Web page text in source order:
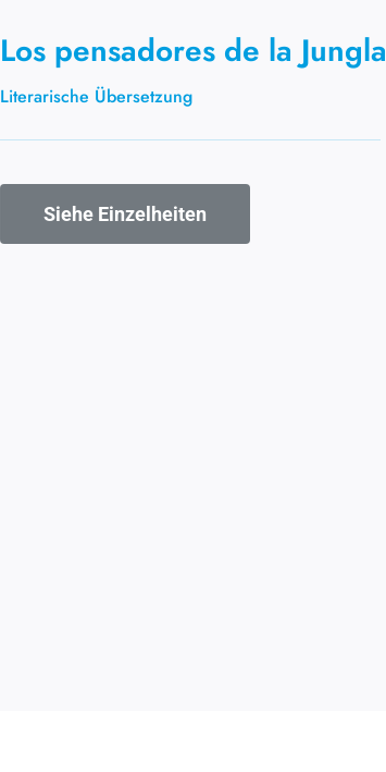
Los pensadores de la Jungla
Literarische Übersetzung
Siehe Einzelheiten